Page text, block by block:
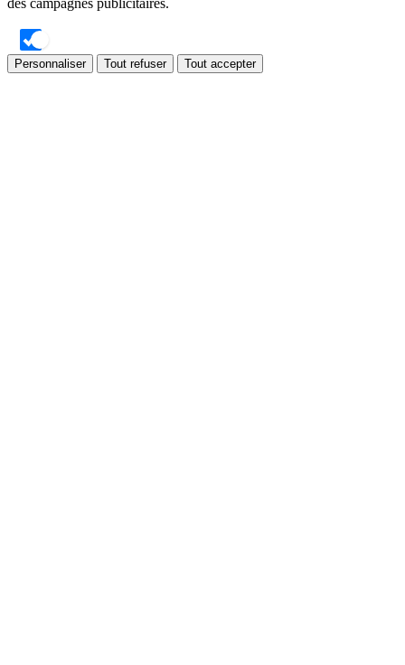
des campagnes publicitaires.
Personnaliser Tout refuser Tout accepter